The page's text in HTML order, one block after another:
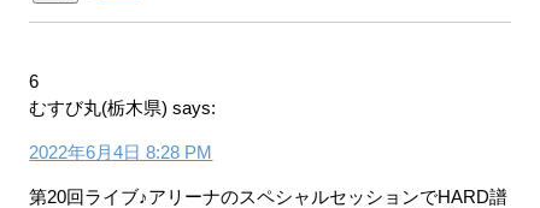
6
むすび丸(栃木県) says:
2022年6月4日 8:28 PM
第20回ライブ♪アリーナのスペシャルセッションでHARD譜